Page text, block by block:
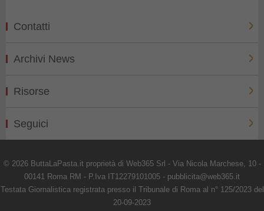
Contatti
Archivi News
Risorse
Seguici
© 2026 ButtaLaPasta.it proprietà di Web365 Srl - Via Nicola Marchese, 10 -
00141 Roma RM - P.Iva IT12279101005 - pubblicita@web365.it
Testata Giornalistica registrata presso il Tribunale di Roma al n° 125/2023 del
20-09-2023